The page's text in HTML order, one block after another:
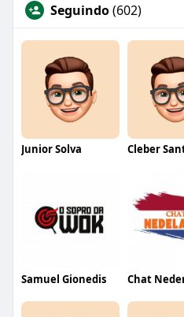
Seguindo(602)
Junior Solva
Samuel Gionedis Chat